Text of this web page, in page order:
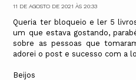
11 DE AGOSTO DE 2021 ÀS 20:33
Queria ter bloqueio e ler 5
um que estava gostando,
sobre as pessoas que
adorei o post e sucesso com a
Beijos